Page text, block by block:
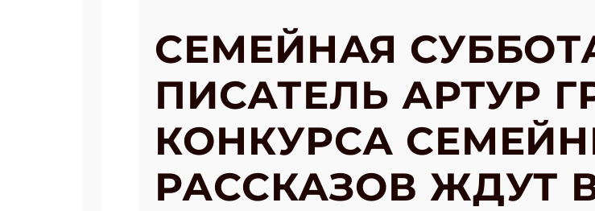
СЕМЕЙНАЯ
ПИСАТЕЛЬ АРТУР
КОНКУРСА
РАССКАЗОВ ЖДУТ